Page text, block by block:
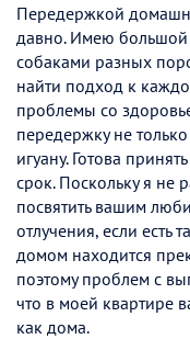
Передержкой
давно. Имею большой
собаками разных
найти подход к
проблемы со
передержку не
игуану. Готова
срок. Поскольку я не
посвятить вашим
отлучения, если есть
домом находится
поэтому проблем с
что в моей квартире
как дома.